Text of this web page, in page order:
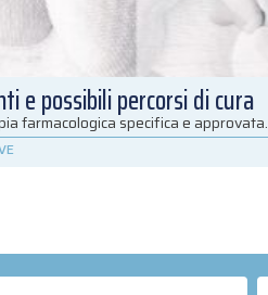
e possibili percorsi di cura
farmacologica specifica e approvata.